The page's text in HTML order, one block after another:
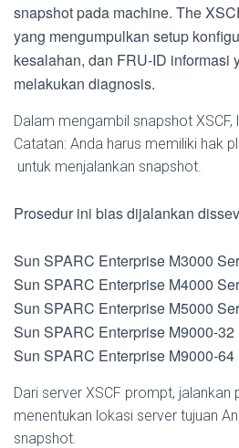
snapshot pada machine. The
yang mengumpulkan setup
kesalahan, dan FRU-ID informasi
melakukan diagnosis.
Dalam mengambil snapshot
Catatan: Anda harus memiliki hak
untuk menjalankan snapshot.
Prosedur ini bias dijalankan
Sun SPARC Enterprise M3000
Sun SPARC Enterprise M4000
Sun SPARC Enterprise M5000
Sun SPARC Enterprise M9000-32
Sun SPARC Enterprise M9000-64
Dari server XSCF prompt, jalankan
menentukan lokasi server tujuan
snapshot.